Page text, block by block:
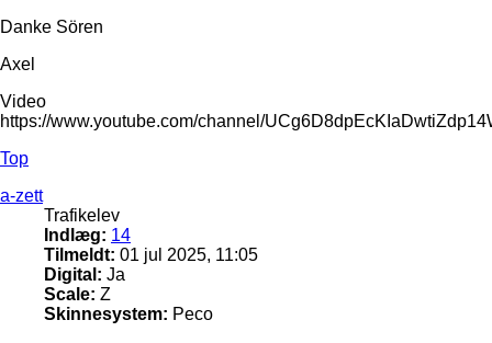
Danke Sören
Axel
Video
https://www.youtube.com/channel/
Top
a-zett
Trafikelev
Indlæg: 14
Tilmeldt: 01 jul 2025, 11:05
Digital: Ja
Scale: Z
Skinnesystem: Peco